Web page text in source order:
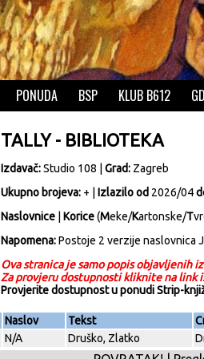
PONUDA BSP KLUB B612
TALLY - BIBLIOTEKA
Izdavač:Studio 108 Grad: Zagreb
Ukupno brojeva: + | Izlazilo od 2026/04
Naslovnice
Korice(Meke/Kartonske/T
Napomena:Postoje 2 verzije naslovnica
Ova stranica je samo popis objavljenih
Za provjeru dostupnosti kliknite na link
Provjerite dostupnost u ponudi Strip-
Naslov Tekst
N/A Druško, Zlatko